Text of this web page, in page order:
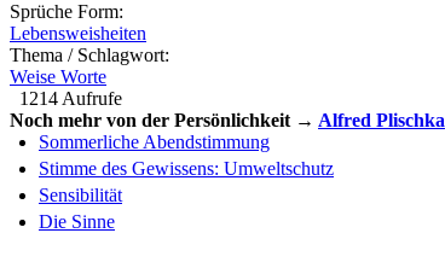
Sprüche Form:
Lebensweisheiten
Thema / Schlagwort:
Weise Worte
1214 Aufrufe
Noch mehr von der Persönlichkeit → Alfred Plischka
Sommerliche Abendstimmung
Stimme des Gewissens: Umweltschutz
Sensibilität
Die Sinne